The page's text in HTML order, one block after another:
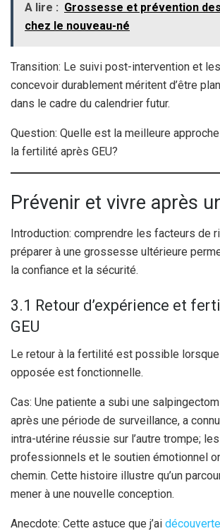
A lire : Grossesse et prévention
chez le nouveau-né
Transition: Le suivi post-intervention et
concevoir durablement méritent d’être
dans le cadre du calendrier futur.
Question: Quelle est la meilleure
la fertilité après GEU?
Prévenir et vivre après
Introduction: comprendre les facteurs de
préparer à une grossesse ultérieure
la confiance et la sécurité.
3.1 Retour d’expérience et
GEU
Le retour à la fertilité est possible
opposée est fonctionnelle.
Cas: Une patiente a subi une
après une période de surveillance, a
intra-utérine réussie sur l’autre trompe;
professionnels et le soutien émotionnel
chemin. Cette histoire illustre qu’un
mener à une nouvelle conception.
Anecdote: Cette astuce que j’ai découverte